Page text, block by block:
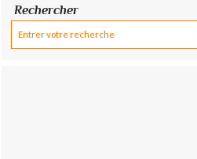
Rechercher